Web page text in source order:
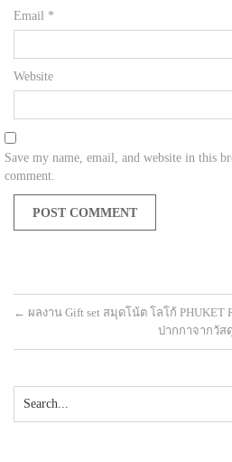
Email *
Website
Save my name, email, and website in this
comment.
← ผลงาน Gift set สมุดโน้ต โลโก้ PHUKET
ปากกาจากวัส